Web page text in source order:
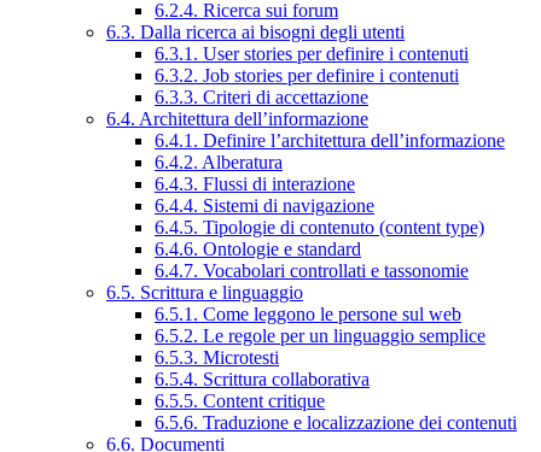
6.2.4. Ricerca sui forum
6.3. Dalla ricerca ai bisogni degli utenti
6.3.1. User stories per definire i contenuti
6.3.2. Job stories per definire i contenuti
6.3.3. Criteri di accettazione
6.4. Architettura dell’informazione
6.4.1. Definire l’architettura dell’informazione
6.4.2. Alberatura
6.4.3. Flussi di interazione
6.4.4. Sistemi di navigazione
6.4.5. Tipologie di contenuto (content type)
6.4.6. Ontologie e standard
6.4.7. Vocabolari controllati e tassonomie
6.5. Scrittura e linguaggio
6.5.1. Come leggono le persone sul web
6.5.2. Le regole per un linguaggio semplice
6.5.3. Microtesti
6.5.4. Scrittura collaborativa
6.5.5. Content critique
6.5.6. Traduzione e localizzazione dei contenuti
6.6. Documenti